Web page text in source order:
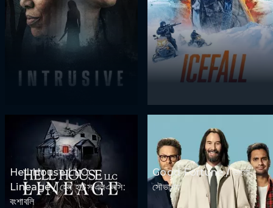
Hell House LLC:
Lineage / হেল হাউস এলএলসি:
বংশাবলি
Good Fortune / ভালো
সৌভাগ্য